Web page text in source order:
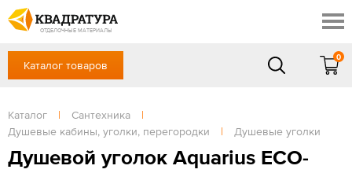
ОТДЕЛОЧНЫЕ МАТЕРИАЛЫ
Профи
Контакты
Доставка и оплата
Выставочный зал
Готовые решения
+7 (861) 217-94-70
Сб, Вс — выходной
ЗАКАЗАТЬ ЗВОНОК
Каталог товаров
0
Каталог | Сантехника
|
Душевые кабины, уголки, перегородки
| Душевые уголки
Душевой уголок Aquarius ECO-